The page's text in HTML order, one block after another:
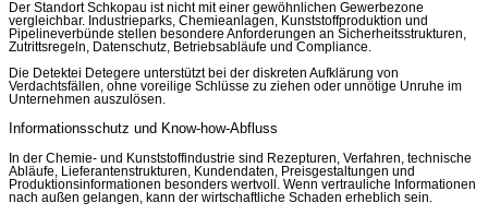
Der Standort Schkopau ist nicht mit einer gewöhnlichen Gewerbezone
vergleichbar. Industrieparks, Chemieanlagen, Kunststoffproduktion und
Pipelineverbünde stellen besondere Anforderungen an Sicherheitsstrukturen,
Zutrittsregeln, Datenschutz, Betriebsabläufe und Compliance.
Die Detektei Detegere unterstützt bei der diskreten Aufklärung von
Verdachtsfällen, ohne voreilige Schlüsse zu ziehen oder unnötige Unruhe im
Unternehmen auszulösen.
Informationsschutz und Know-how-Abfluss
In der Chemie- und Kunststoffindustrie sind Rezepturen, Verfahren, technische
Abläufe, Lieferantenstrukturen, Kundendaten, Preisgestaltungen und
Produktionsinformationen besonders wertvoll. Wenn vertrauliche Informationen
nach außen gelangen, kann der wirtschaftliche Schaden erheblich sein.